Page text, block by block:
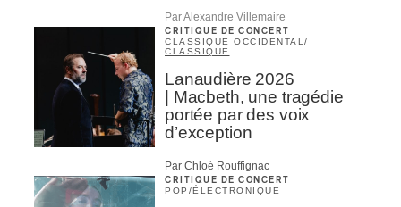
Par Alexandre Villemaire
CRITIQUE DE CONCERT
CLASSIQUE OCCIDENTAL /
CLASSIQUE
Lanaudière 2026
| Macbeth, une tragédie
portée par des voix
d’exception
Par Chloé Rouffignac
CRITIQUE DE CONCERT
POP /ÉLECTRONIQUE